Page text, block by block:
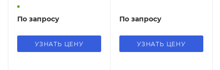
По запросу
УЗНАТЬ ЦЕНУ
По запросу
УЗНАТЬ ЦЕНУ